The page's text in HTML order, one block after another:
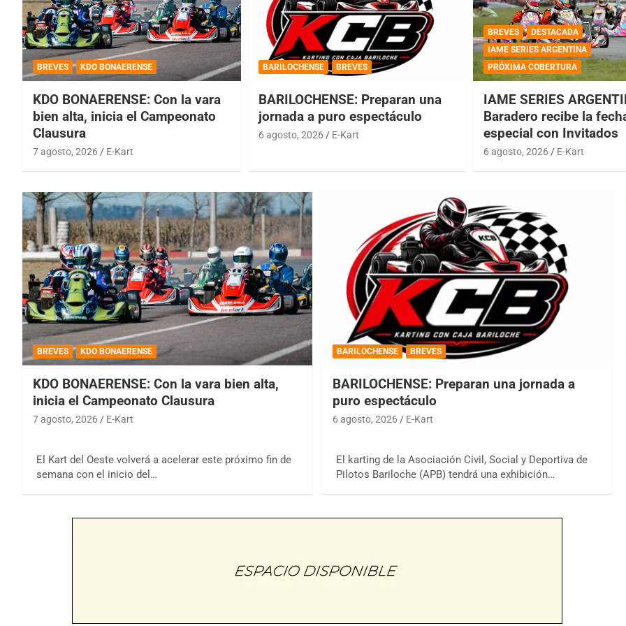
BREVES KDO BONAERENSE
KDO BONAERENSE: Con la vara
bien alta, inicia el Campeonato
Clausura
7 agosto, 2026 E-Kart
BARILOCHENSE BREVES
BARILOCHENSE: Preparan una
jornada a puro espectáculo
6 agosto, 2026 E-Kart
BREVES
DESTACADA
IAME SERIES ARGENTINA
PRÓXIMA COBERTURA
IAME SERIES
Baradero recibe la
especial con Invitados
6 agosto, 2026 E-Kart
BREVES KDO BONAERENSE
KDO BONAERENSE: Con la vara bien alta,
inicia el Campeonato Clausura
7 agosto, 2026 E-Kart
El Kart del Oeste volverá a acelerar este próximo fin de
semana con el inicio del…
BARILOCHENSE BREVES
BARILOCHENSE: Preparan una jornada a
puro espectáculo
6 agosto, 2026 E-Kart
El karting de la Asociación Civil, Social y Deportiva de
Pilotos Bariloche (APB) tendrá una exhibición…